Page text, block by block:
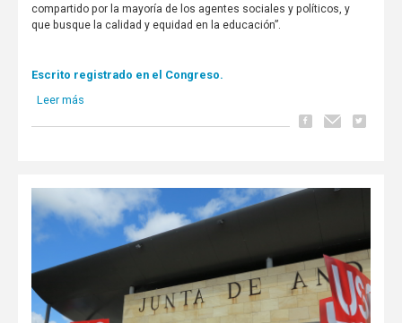
compartido por la mayoría de los agentes sociales y políticos, y
que busque la calidad y equidad en la educación”.
Escrito registrado en el Congreso.
Leer más